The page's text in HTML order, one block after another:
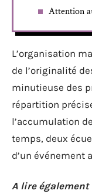
Attention
L’organisation
de l’originalité
minutieuse des
répartition
l’accumulation
temps, deux
d’un événement
A lire également